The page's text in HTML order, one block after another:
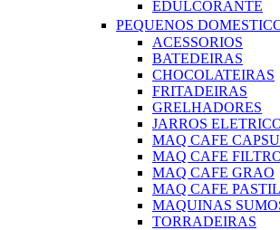
EDULCORANTE
PEQUENOS
ACESSORIOS
BATEDEIRAS
CHOCOLATEIRAS
FRITADEIRAS
GRELHADORES
JARROS
MAQ CAFE
MAQ CAFE
MAQ CAFE GRAO
MAQ CAFE
MAQUINAS
TORRADEIRAS